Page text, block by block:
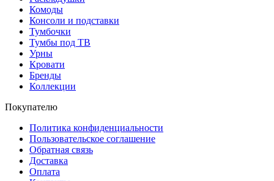
Комоды
Консоли и подставки
Тумбочки
Тумбы под ТВ
Урны
Кровати
Бренды
Коллекции
Покупателю
Политика конфиденциальности
Пользовательское соглашение
Обратная связь
Доставка
Оплата